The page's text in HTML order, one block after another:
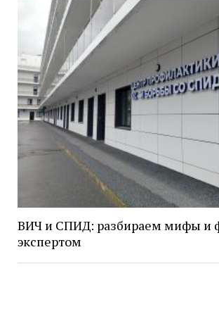
ВИЧ и СПИД: разбираем мифы и
экспертом